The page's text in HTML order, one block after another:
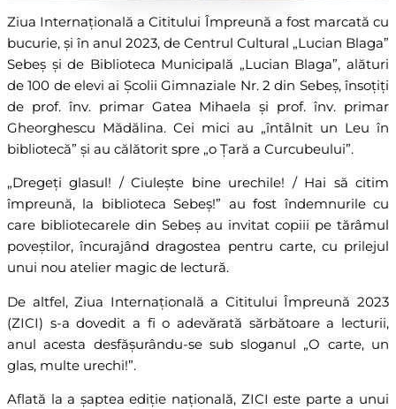
Ziua Internațională a Cititului Împreună a fost marcată cu
bucurie, și în anul 2023, de Centrul Cultural „Lucian Blaga”
Sebeș și de Biblioteca Municipală „Lucian Blaga”, alături
de 100 de elevi ai Școlii Gimnaziale Nr. 2 din Sebeș, însoțiți
de prof. înv. primar Gatea Mihaela și prof. înv. primar
Gheorghescu Mădălina. Cei mici au „întâlnit un Leu în
bibliotecă” și au călătorit spre „o Țară a Curcubeului”.
„Dregeți glasul! / Ciulește bine urechile! / Hai să citim
împreună, la biblioteca Sebeș!” au fost îndemnurile cu
care bibliotecarele din Sebeș au invitat copiii pe tărâmul
poveștilor, încurajând dragostea pentru carte, cu prilejul
unui nou atelier magic de lectură.
De altfel, Ziua Internațională a Cititului Împreună 2023
(ZICI) s-a dovedit a fi o adevărată sărbătoare a lecturii,
anul acesta desfășurându-se sub sloganul „O carte, un
glas, multe urechi!”.
Aflată la a șaptea ediție națională, ZICI este parte a unui